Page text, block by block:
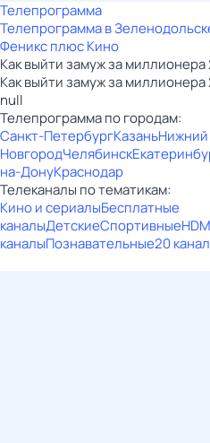
Телепрограмма
Телепрограмма в
Феникс плюс Кино
Как выйти замуж за миллионера
Как выйти замуж за
null
Телепрограмма по городам:
Санкт-ПетербургКазаньНижний
НовгородЧелябинск
на-ДонуКраснодар
Телеканалы по тематикам:
Кино и сериалыБесплатные
каналыДетскиеСпортивныеHD
каналыПознавательные20